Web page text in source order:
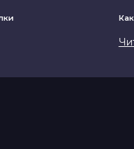
/
/ Материалы